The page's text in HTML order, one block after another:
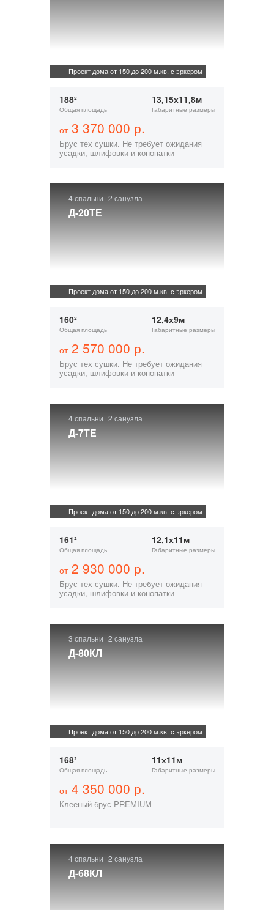
Проект дома от 150 до 200 м.кв. с эркером
188²
Общая площадь
13,15х11,8м
Габаритные размеры
от3 370 000 р.
Брус тех сушки. Не требует ожидания
усадки, шлифовки и конопатки
4 спальни 2 санузла
Д-20ТЕ
Проект дома от 150 до 200 м.кв. с эркером
160²
Общая площадь
12,4х9м
Габаритные размеры
от2 570 000 р.
Брус тех сушки. Не требует ожидания
усадки, шлифовки и конопатки
4 спальни 2 санузла
Д-7ТЕ
Проект дома от 150 до 200 м.кв. с эркером
161²
Общая площадь
12,1х11м
Габаритные размеры
от2 930 000 р.
Брус тех сушки. Не требует ожидания
усадки, шлифовки и конопатки
3 спальни 2 санузла
Д-80КЛ
Проект дома от 150 до 200 м.кв. с эркером
168²
Общая площадь
11х11м
Габаритные размеры
от4 350 000 р.
Клееный брус PREMIUM
4 спальни 2 санузла
Д-68КЛ